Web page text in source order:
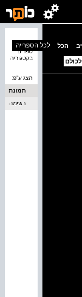
יב הכל
לכולם
ספרים
בקטגוריה
לכל הספרייה
הצג ע''פ:
תמונת
כריכה
רשימה